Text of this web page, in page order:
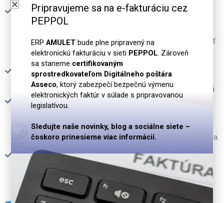
prístup k počítačovým desktopom, ale jeho hlavným
prípadom použitia je zabezpečenie samostatných
nainštalovaný na hostiteľovi Linuxu; klientske balíky môžu byť
spustené na Linuxe, OS X alebo Windows
pripravený na pripájenie sa k e-shopom pre sťahovanie
internetových objednávok
maximálne využíva shopnosti mobilnej aplikácie MODO, ktorá
zbiera údaje cez čiarové kódy (príjem, výdaj, prevod,
poskytuje dáta pre webovú nadstavbu webAmulet, ktorý
publikuje akékoľvek dáta z Amuletu do webového prehliadača.
Implementácia webAmulet-u je prispôsobená podľa
požiadaviek užívateľa Amulet-u (objednávací systém,
helpdesk, prehľad stavu skladu, manažérske pohľady na
účtovníctvo a iné)
Pripravujeme sa na e-fakturáciu cez
PEPPOL
ERPAMULET bude plne pripravený na
elektronickú fakturáciu v sieti PEPPOL. Zároveň
sa staneme certifikovaným
sprostredkovateľom Digitálneho poštára
Asseco, ktorý zabezpečí bezpečnú výmenu
elektronických faktúr v súlade s pripravovanou
legislatívou.
Sledujte naše novinky, blog a sociálne siete –
čoskoro prinesieme viac informácií.